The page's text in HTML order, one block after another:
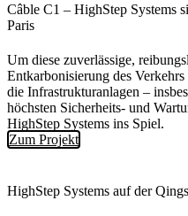
Câble C1 – HighStep Systems
Paris
Um diese zuverlässige,
Entkarbonisierung des
die Infrastrukturanlagen –
höchsten Sicherheits- und
HighStep Systems ins Spiel.
Zum Projekt
HighStep Systems auf der